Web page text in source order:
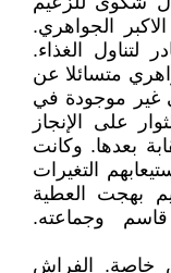
الجواهري.
الغذاء.
متسائلا عن
موجودة في
على الإنجاز
بعدها. وكانت
التغيرات
بهجت العطية
وجماعته.
خاصة. الفراش